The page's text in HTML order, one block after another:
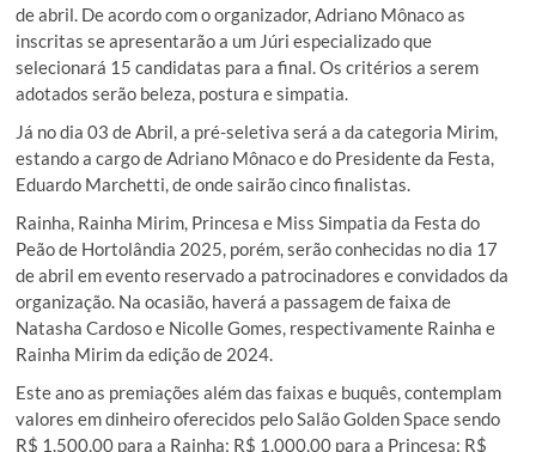
de abril. De acordo com o organizador, Adriano Mônaco as
inscritas se apresentarão a um Júri especializado que
selecionará 15 candidatas para a final. Os critérios a serem
adotados serão beleza, postura e simpatia.
Já no dia 03 de Abril, a pré-seletiva será a da categoria Mirim,
estando a cargo de Adriano Mônaco e do Presidente da Festa,
Eduardo Marchetti, de onde sairão cinco finalistas.
Rainha, Rainha Mirim, Princesa e Miss Simpatia da Festa do
Peão de Hortolândia 2025, porém, serão conhecidas no dia 17
de abril em evento reservado a patrocinadores e convidados da
organização. Na ocasião, haverá a passagem de faixa de
Natasha Cardoso e Nicolle Gomes, respectivamente Rainha e
Rainha Mirim da edição de 2024.
Este ano as premiações além das faixas e buquês, contemplam
valores em dinheiro oferecidos pelo Salão Golden Space sendo
R$ 1.500,00 para a Rainha; R$ 1.000,00 para a Princesa; R$